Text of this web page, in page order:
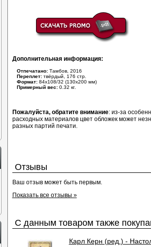
Дополнительная информация:
Отпечатано:Тамбов, 2016
Переплет:твёрдый, 176 стр.
Формат:84x108/32 (130x200 мм)
Примерный вес:0.32 кг.
Пожалуйста, обратите внимание: из-за
расходных материалов цвет обложек может
разных партий печати.
Отзывы
Ваш отзыв может быть первым.
Показать все отзывы »
С данным товаром также
Карл Керн (ред.) -